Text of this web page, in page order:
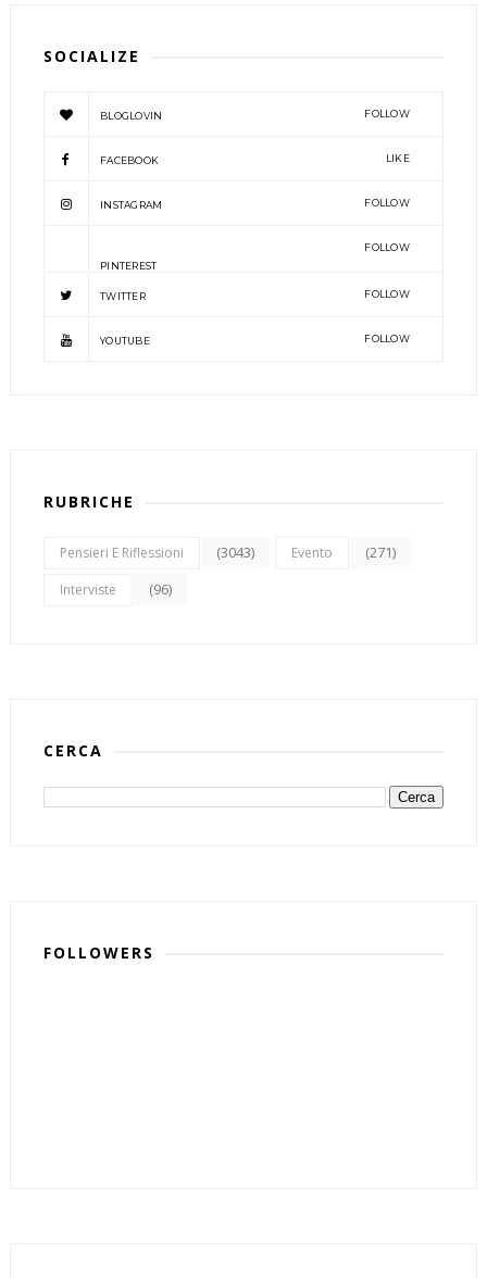
SOCIALIZE
BLOGLOVIN FOLLOW
FACEBOOK LIKE
INSTAGRAM FOLLOW
PINTEREST
FOLLOW
TWITTER FOLLOW
YOUTUBE FOLLOW
RUBRICHE
Pensieri E Riflessioni (3043) Evento (271)
Interviste (96)
CERCA
FOLLOWERS